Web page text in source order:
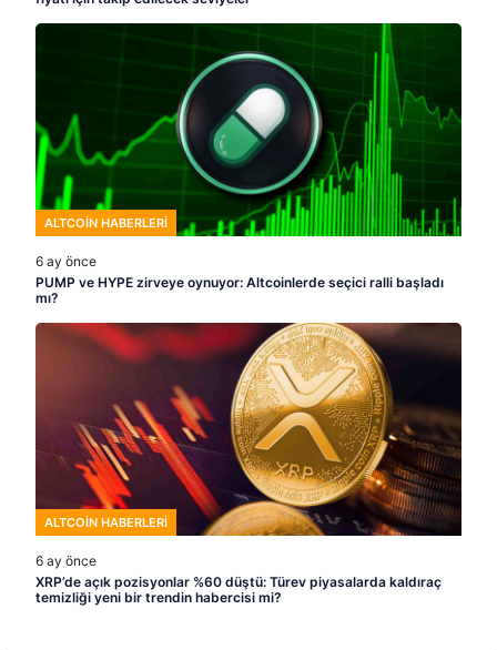
ALTCOIN HABERLERI
6 ay önce
PUMP ve HYPE zirveye oynuyor: Altcoinlerde seçici ralli başladı
mı?
ALTCOIN HABERLERI
6 ay önce
XRP’de açık pozisyonlar %60 düştü: Türev piyasalarda kaldıraç
temizliği yeni bir trendin habercisi mi?